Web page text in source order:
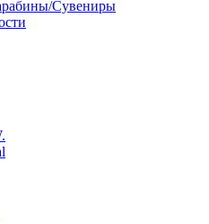
Сувениры